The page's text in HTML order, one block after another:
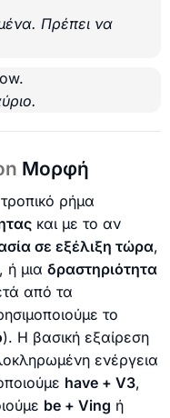
Πρέπει να
Μορφή
ρήμα
και με το αν
σε εξέλιξη τώρα,
, ή μια δραστηριότητα
από τα
το
). Η βασική εξαίρεση
ενέργεια
have + V3,
be + Ving ή